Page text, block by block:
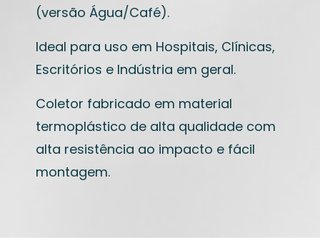
(versão Água/Café).
Ideal para uso em Hospitais, Clínicas,
Escritórios e Indústria em geral.
Coletor fabricado em material
termoplástico de alta qualidade com
alta resistência ao impacto e fácil
montagem.